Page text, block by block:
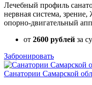
Лечебный профиль
нервная система, зрение,
опорно-двигательный
от 2600 рублей за
Забронировать
Санатории Самарской